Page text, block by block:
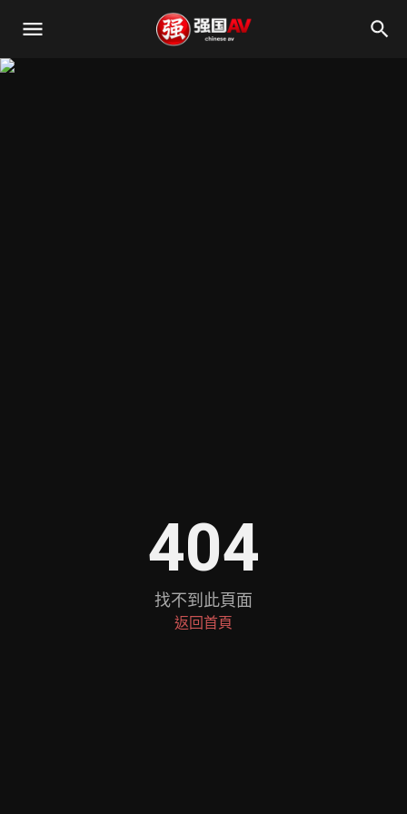
404
找不到此頁面
返回首頁